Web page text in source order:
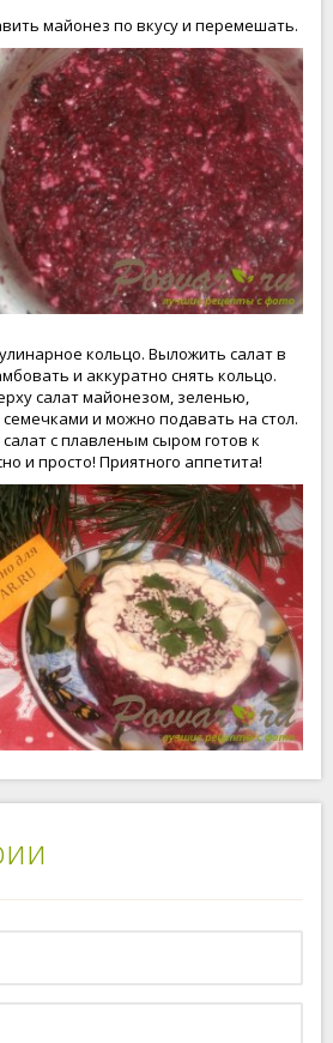
майонез по вкусу и перемешать.
кольцо. Выложить салат в
и аккуратно снять кольцо.
салат майонезом, зеленью,
и можно подавать на стол.
с плавленым сыром готов к
и просто! Приятного аппетита!